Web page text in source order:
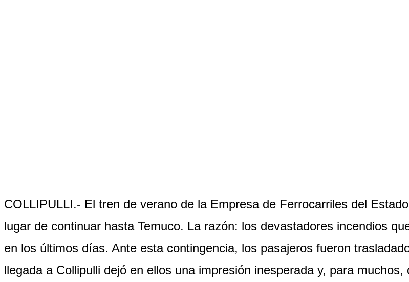
COLLIPULLI.- El tren de verano de la Empresa de Ferrocarriles del
lugar de continuar hasta Temuco. La razón: los devastadores incendios
en los últimos días. Ante esta contingencia, los pasajeros fueron
llegada a Collipulli dejó en ellos una impresión inesperada y, para muchos,